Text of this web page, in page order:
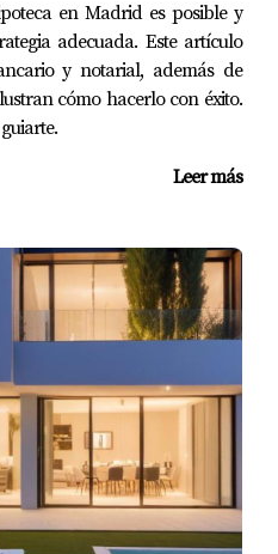
con que no podía hacerlo
Al informarse sobre el
necesaria, pudo
venta sin inconvenientes.
y la compra del hogar
no contaba con la
de asesorarse con expertos
Amparo Lillo, entendieron
en el contrato para
el documento antes
pudieron adquirir su
en Madrid es posible y
adecuada. Este artículo
y notarial, además de
cómo hacerlo con éxito.
Leer más